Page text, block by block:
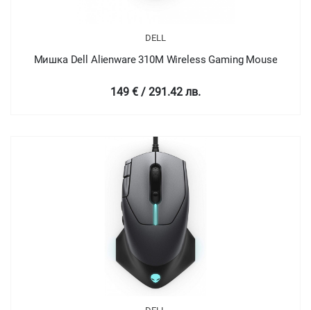
DELL
Мишка Dell Alienware 310M Wireless Gaming Mouse
149 € / 291.42 лв.